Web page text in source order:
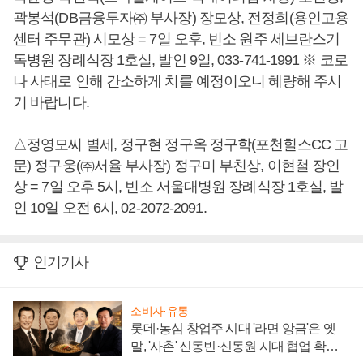
곽봉석(DB금융투자㈜ 부사장) 장모상, 전정희(용인고용
센터 주무관) 시모상 = 7일 오후, 빈소 원주 세브란스기
독병원 장례식장 1호실, 발인 9일, 033-741-1991 ※ 코로
나 사태로 인해 간소하게 치를 예정이오니 혜량해 주시
기 바랍니다.
△정영모씨 별세, 정구현 정구옥 정구학(포천힐스CC 고
문) 정구웅(㈜서율 부사장) 정구미 부친상, 이현철 장인
상 = 7일 오후 5시, 빈소 서울대병원 장례식장 1호실, 발
인 10일 오전 6시, 02-2072-2091.
인기기사
소비자·유통
롯데·농심 창업주 시대 '라면 앙금'은 옛
말, '사촌' 신동빈·신동원 시대 협업 확대